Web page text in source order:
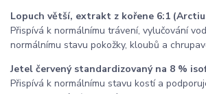
Lopuch větší, extrakt z kořene 6:1
Přispívá k normálnímu trávení, vylučování
normálnímu stavu pokožky, kloubů a
Jetel červený standardizovaný na 8 %
Přispívá k normálnímu stavu kostí a